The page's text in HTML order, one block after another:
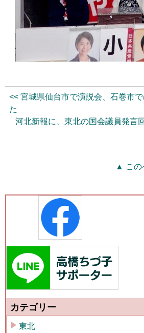
<< 宮城県仙台市で演説会、石巻市
た
河北新報に、東北の国会議員発言
▲ この
カテゴリー
東北